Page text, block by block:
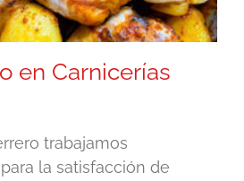
en Carnicerías
trabajamos
la satisfacción de